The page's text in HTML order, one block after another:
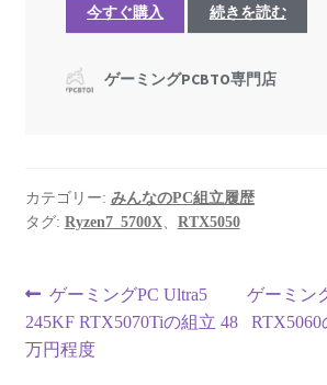
カテゴリー: みんなのPC組立履歴
タグ: Ryzen7_5700X、 RTX5050
投
稿
前
の
投
ゲーミングPC Ultra5
245KF RTX5070Tiの組立 48
万円程度
次
の
ゲーミン